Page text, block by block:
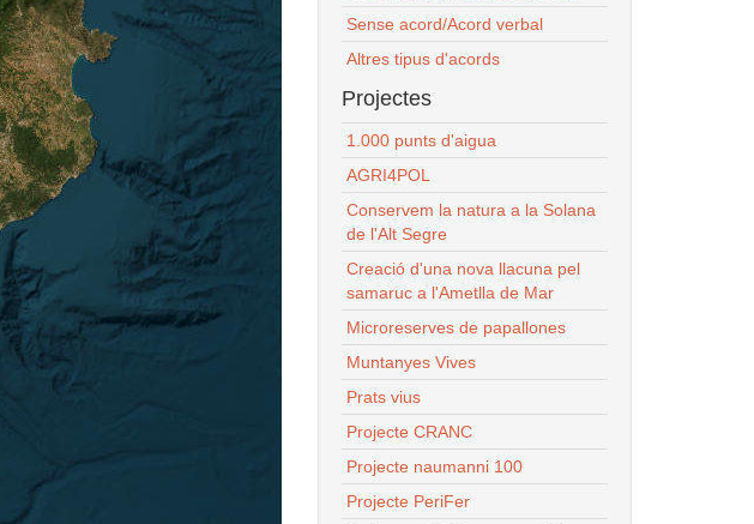
Sense acord/Acord verbal
Altres tipus d'acords
Projectes
1.000 punts d'aigua
AGRI4POL
Conservem la natura a la Solana
de l'Alt Segre
Creació d'una nova llacuna pel
samaruc a l'Ametlla de Mar
Microreserves de papallones
Muntanyes Vives
Prats vius
Projecte CRANC
Projecte naumanni 100
Projecte PeriFer